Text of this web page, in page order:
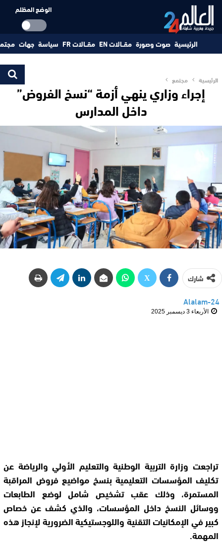
الوضع المظلم
الرئيسية صوت وصورة مقــالات EN مقــالات FR سياسة جهات
الرئيسية مجتمع
إجراء وزاري ينهي أزمة “نسخ الفروض”
داخل المدارس
شارك
Alalam-24
الأربعاء 3 ديسمبر 2025
تراجعت وزارة التربية الوطنية والتعليم الأولي والرياضة عن
تكليف المؤسسات التعليمية بنسخ مواضيع فروض المراقبة
المستمرة، وذلك عقب تشخيص شامل لوضع الطابعات
ووسائل النسخ داخل المؤسسات، والذي كشف عن خصاص
كبير في الإمكانيات التقنية واللوجستيكية الضرورية لإنجاز هذه
المهمة.